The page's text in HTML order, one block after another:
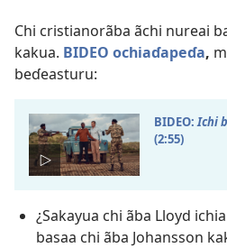
Chi cristianorãba ãchi nureai
kakua. BIDEO ochiaɗapeɗa,
beɗeasturu:
BIDEO:Ichi
(2:55)
¿Sakayua chi ãba Lloyd
basaa chi ãba Johansson